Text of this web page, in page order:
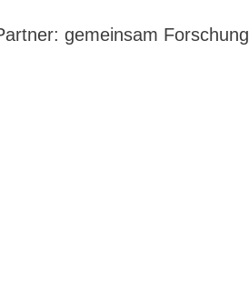
gemeinsam Forschung